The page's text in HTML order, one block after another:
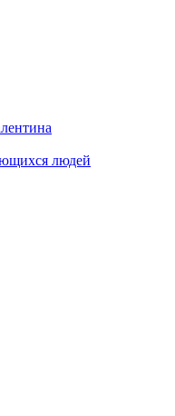
людей